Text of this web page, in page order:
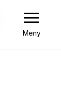
Meny